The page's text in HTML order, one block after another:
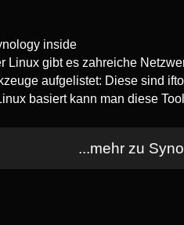
Linux gibt es zahreiche
aufgelistet: Diese sind
basiert kann man diese
...mehr zu